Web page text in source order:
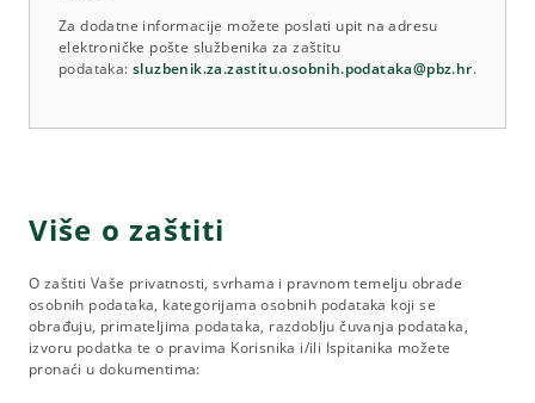
Za dodatne informacije možete poslati upit na adresu
elektroničke pošte službenika za zaštitu
podataka:sluzbenik.za.zastitu.osobnih.podataka@pbz.hr.
Više o zaštiti
O zaštiti Vaše privatnosti, svrhama i pravnom temelju obrade
osobnih podataka, kategorijama osobnih podataka koji se
obrađuju, primateljima podataka, razdoblju čuvanja podataka,
izvoru podatka te o pravima Korisnika i/ili Ispitanika možete
pronaći u dokumentima: